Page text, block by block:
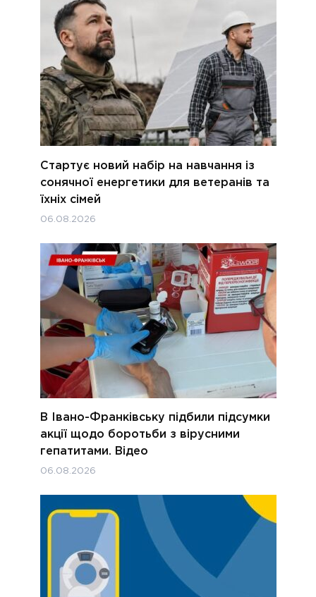
Стартує новий набір на навчання із
сонячної енергетики для ветеранів та
їхніх сімей
06.08.2026
В Івано-Франківську підбили підсумки
акції щодо боротьби з вірусними
гепатитами. Відео
06.08.2026